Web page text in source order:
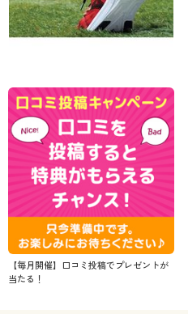
【毎月開催】口コミ投稿でプレゼントが
当たる！